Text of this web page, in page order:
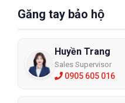
Găng tay bảo hộ
Huyền Trang
Sales Supervisor
0905 605 016